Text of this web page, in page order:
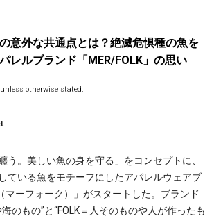
意外な共通点とは？絶滅危惧種の魚を
レルブランド「MER/FOLK」の思い
unless otherwise stated.
。美しい魚の身を守る」をコンセプトに、
ている魚をモチーフにしたアパレルウェアブ
（マーフォーク）」がスタートした。ブランド
のもの”と“FOLK＝人そのものや人が作ったも